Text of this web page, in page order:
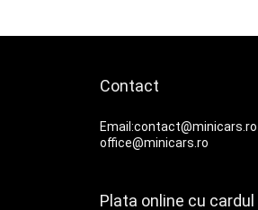
Contact
Email:contact@minicars.ro
office@minicars.ro
Plata online cu cardul